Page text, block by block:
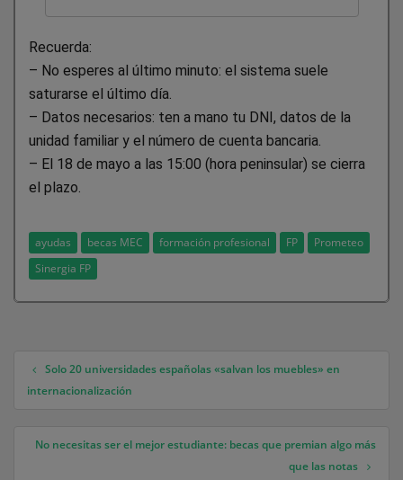
Recuerda:
– No esperes al último minuto: el sistema suele
saturarse el último día.
– Datos necesarios: ten a mano tu DNI, datos de la
unidad familiar y el número de cuenta bancaria.
– El 18 de mayo a las 15:00 (hora peninsular) se cierra
el plazo.
ayudas becas MEC formación profesional FP
Prometeo
Sinergia FP
Navegación de entradas
Solo 20 universidades españolas «salvan los muebles» en
internacionalización
No necesitas ser el mejor estudiante: becas que premian algo más
que las notas